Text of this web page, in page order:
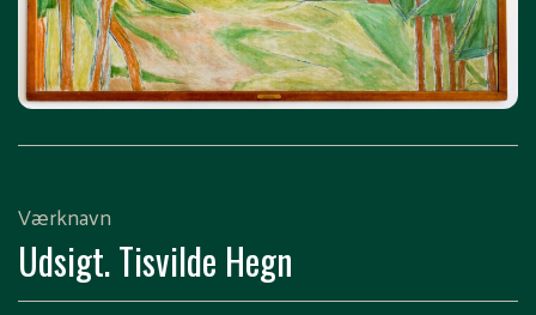
Værknavn
Udsigt. Tisvilde Hegn